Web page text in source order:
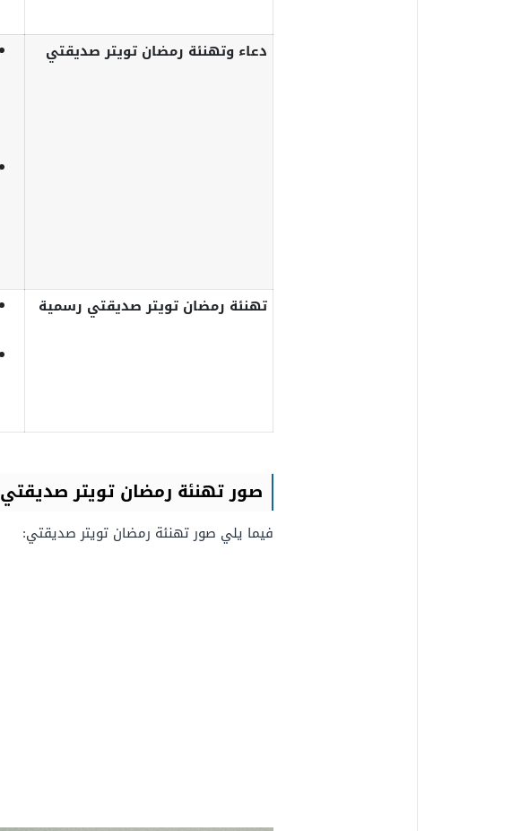
دعاء وتهنئة رمضان تويتر صديقتي
تهنئة رمضان تويتر صديقتي رسمية
صور تهنئة رمضان تويتر صديقتي
فيما يلي صور تهنئة رمضان تويتر صديقتي: